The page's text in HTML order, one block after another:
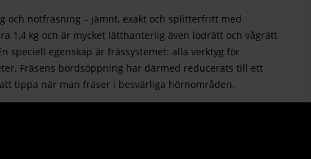
och notfräsning – jämnt, exakt och splitterfritt med
1,4 kg och är mycket lätthanterlig även lodrätt och vågrätt
speciell egenskap är frässystemet: alla verktyg för
Fräsens bordsöppning har därmed reducerats till ett
tippa när man fräser i besvärliga hörnområden.